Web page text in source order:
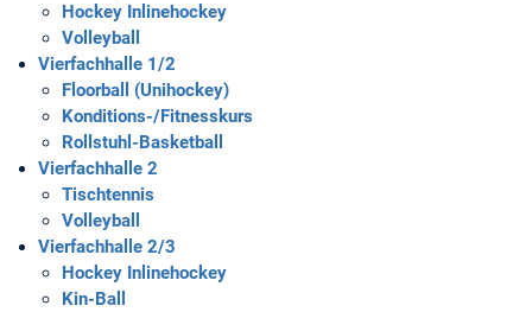
Hockey Inlinehockey
Volleyball
Vierfachhalle 1/2
Floorball (Unihockey)
Konditions-/Fitnesskurs
Rollstuhl-Basketball
Vierfachhalle 2
Tischtennis
Volleyball
Vierfachhalle 2/3
Hockey Inlinehockey
Kin-Ball